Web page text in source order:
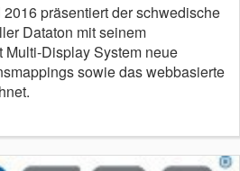
präsentiert der schwedische
Dataton mit seinem
Multi-Display System neue
sowie das webbasierte